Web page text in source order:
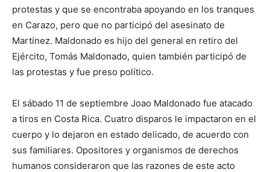
protestas y que se encontraba apoyando en los tranques
en Carazo, pero que no participó del asesinato de
Martínez. Maldonado es hijo del general en retiro del
Ejército, Tomás Maldonado, quien también participó de
las protestas y fue preso político.
El sábado 11 de septiembre Joao Maldonado fue atacado
a tiros en Costa Rica. Cuatro disparos le impactaron en el
cuerpo y lo dejaron en estado delicado, de acuerdo con
sus familiares. Opositores y organismos de derechos
humanos consideraron que las razones de este acto